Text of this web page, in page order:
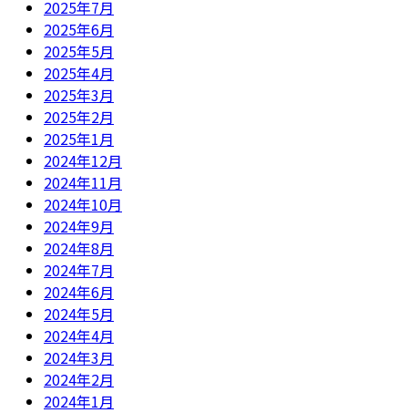
2025年7月
2025年6月
2025年5月
2025年4月
2025年3月
2025年2月
2025年1月
2024年12月
2024年11月
2024年10月
2024年9月
2024年8月
2024年7月
2024年6月
2024年5月
2024年4月
2024年3月
2024年2月
2024年1月